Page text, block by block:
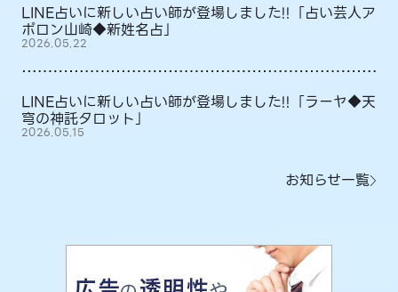
LINE占いに新しい占い師が登場しました!!「占い芸人ア
ポロン山崎◆新姓名占」
2026.05.22
LINE占いに新しい占い師が登場しました!!「ラーヤ◆天
穹の神託タロット」
2026.05.15
お知らせ一覧